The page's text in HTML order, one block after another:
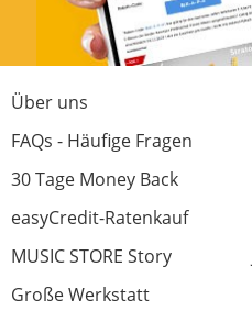
Über uns
FAQs - Häufige Fragen
30 Tage Money Back
easyCredit-Ratenkauf
MUSIC STORE Story
Große Werkstatt